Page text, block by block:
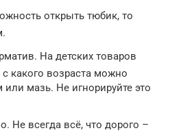
открыть тюбик, то
На детских товаров
с какого возраста можно
или мазь. Не игнорируйте это
Не всегда всё, что дорого –